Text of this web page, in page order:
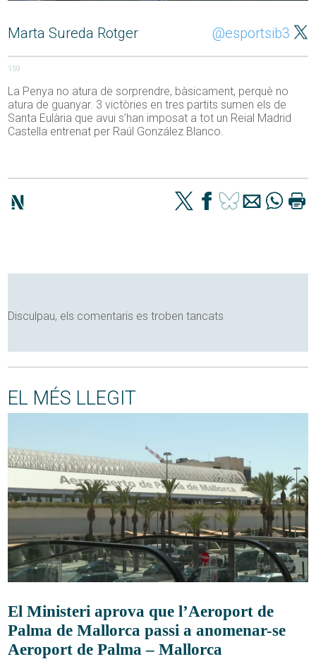
Marta Sureda Rotger @esportsib3
159
La Penya no atura de sorprendre, bàsicament, perquè no
atura de guanyar. 3 victòries en tres partits sumen els de
Santa Eulària que avui s’han imposat a tot un Reial Madrid
Castella entrenat per Raúl González Blanco.
Disculpau, els comentaris es troben tancats
EL MÉS LLEGIT
El Ministeri aprova que l’Aeroport de
Palma de Mallorca passi a anomenar-se
Aeroport de Palma – Mallorca